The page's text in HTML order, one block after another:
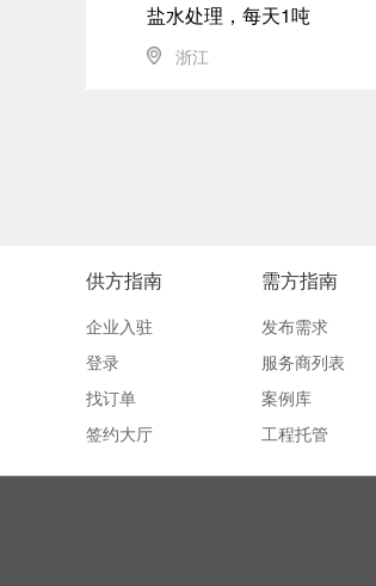
盐水处理，每天1吨
浙江
供方指南
企业入驻
登录
找订单
签约大厅
需方指南
发布需求
服务商列表
案例库
工程托管